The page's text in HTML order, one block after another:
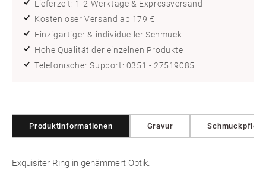
Lieferzeit: 1-2 Werktage & Expressversand
Kostenloser Versand ab 179 €
Einzigartiger & individueller Schmuck
Hohe Qualität der einzelnen Produkte
Telefonischer Support: 0351 - 27519085
Produktinformationen Gravur
Exquisiter Ring in gehämmert Optik.